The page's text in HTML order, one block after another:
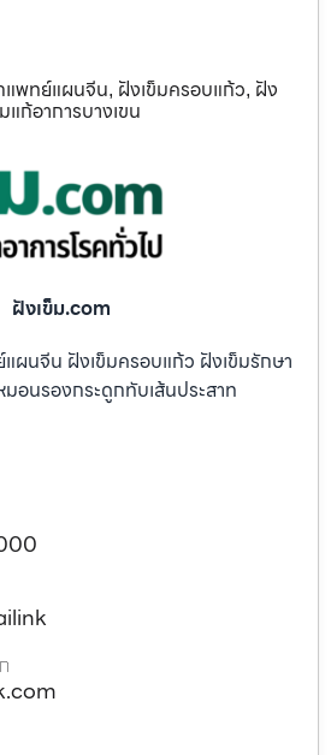
พทย์แผนจีน, ฝังเข็มครอบแก้ว, ฝัง
แก้อาการบางเขน
ฝังเข็ม.com
ผนจีน ฝังเข็มครอบแก้ว ฝังเข็มรักษา
มอนรองกระดูกทับเส้นประสาท